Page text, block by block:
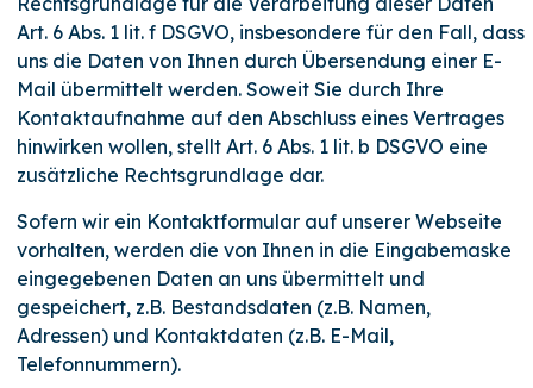
Art. 6 Abs. 1 lit. f DSGVO, insbesondere für den Fall, dass
uns die Daten von Ihnen durch Übersendung einer E-
Mail übermittelt werden. Soweit Sie durch Ihre
Kontaktaufnahme auf den Abschluss eines Vertrages
hinwirken wollen, stellt Art. 6 Abs. 1 lit. b DSGVO eine
zusätzliche Rechtsgrundlage dar.
Sofern wir ein Kontaktformular auf unserer Webseite
vorhalten, werden die von Ihnen in die Eingabemaske
eingegebenen Daten an uns übermittelt und
gespeichert, z.B. Bestandsdaten (z.B. Namen,
Adressen) und Kontaktdaten (z.B. E-Mail,
Telefonnummern).